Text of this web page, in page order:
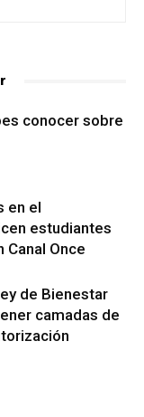
conocer sobre
en el
estudiantes
Canal Once
de Bienestar
camadas de